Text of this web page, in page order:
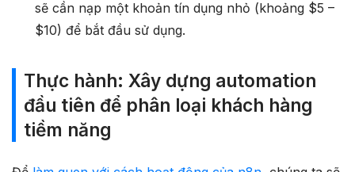
sẽ cần nạp một khoản tín dụng nhỏ (khoảng $5 –
$10) để bắt đầu sử dụng.
Thực hành: Xây dựng automation
đầu tiên để phân loại khách hàng
tiềm năng